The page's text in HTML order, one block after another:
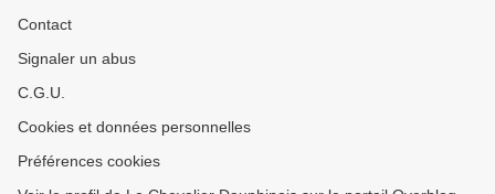
Contact
Signaler un abus
C.G.U.
Cookies et données personnelles
Préférences cookies